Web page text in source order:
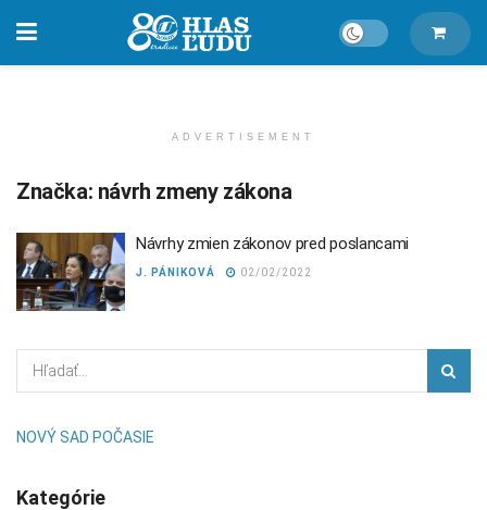
ADVERTISEMENT
Značka: návrh zmeny zákona
Návrhy zmien zákonov pred poslancami
J. PÁNIKOVÁ 02/02/2022
NOVÝ SAD POČASIE
Kategórie